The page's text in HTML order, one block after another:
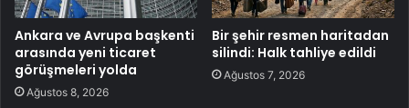
Ankara ve Avrupa başkenti
arasında yeni ticaret
görüşmeleri yolda
Ağustos 8, 2026
Bir şehir resmen haritadan
silindi: Halk tahliye edildi
Ağustos 7, 2026